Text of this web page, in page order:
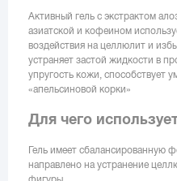
Активный гель с экстрактом
азиатской и кофеином
воздействия на целлюлит и
устраняет застой жидкости в
упругость кожи, способствует
«апельсиновой корки»
Для чего
Гель имеет сбалансированную
направлено на устранение